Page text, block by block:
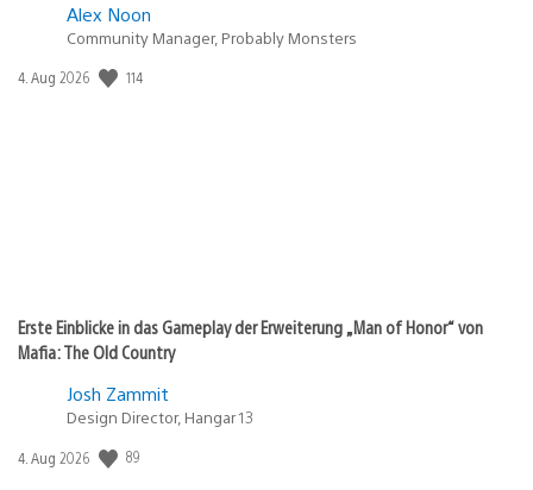
Alex Noon
Community Manager, Probably Monsters
Veröffentlichungsdatum:
4. Aug 2026 114
Erste Einblicke in das Gameplay der Erweiterung „Man of Honor“ von
Mafia: The Old Country
Josh Zammit
Design Director, Hangar 13
Veröffentlichungsdatum:
4. Aug 2026 89